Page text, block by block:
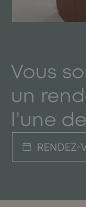
Vous
un
l’une
RENDEZ-